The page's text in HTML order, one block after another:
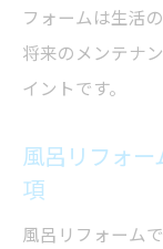
フォームは生活
将来のメンテナ
イントです。
風呂リフォ
項
風呂リフォーム